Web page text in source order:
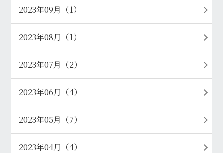
2023年09月（1）
2023年08月（1）
2023年07月（2）
2023年06月（4）
2023年05月（7）
2023年04月（4）